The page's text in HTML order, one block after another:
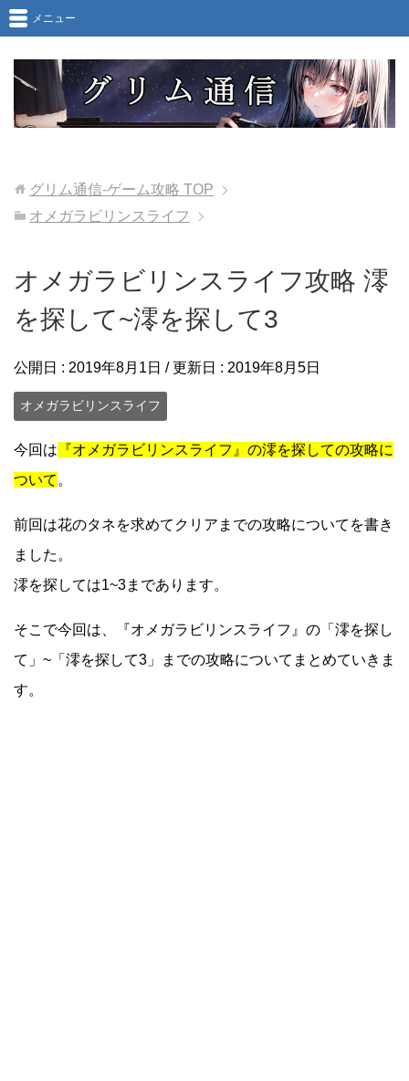
メニュー
グリム通信-ゲーム攻略 TOP
オメガラビリンスライフ
オメガラビリンスライフ攻略 澪
を探して~澪を探して3
公開日 : 2019年8月1日 / 更新日 : 2019年8月5日
オメガラビリンスライフ
今回は 『オメガラビリンスライフ』の澪を探しての攻略に
ついて 。
前回は花のタネを求めてクリアまでの攻略についてを書き
ました。
澪を探しては1~3まであります。
そこで今回は、『オメガラビリンスライフ』の「澪を探し
て」~「澪を探して3」までの攻略についてまとめていきま
す。